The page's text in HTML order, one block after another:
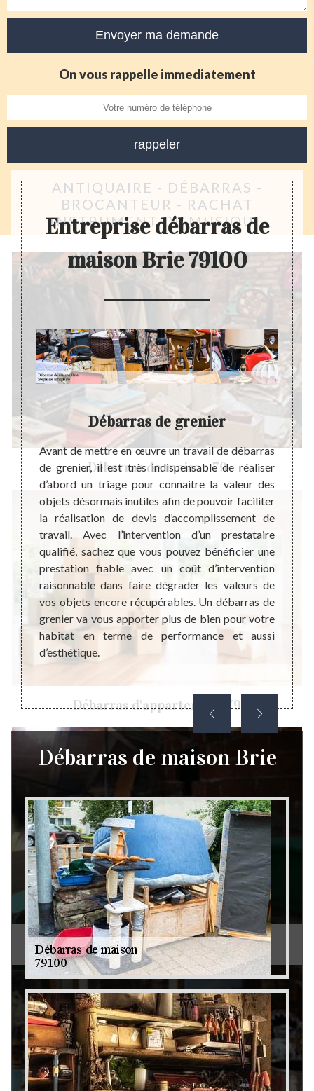
On vous rappelle immediatement
ANTIQUAIRE - DÉBARRAS -
BROCANTEUR - RACHAT
INSTRUMENT DE MUSIQUE
Débarras de maison 79
Débarras d'appartement 79
Débarras de grenier et cave 79
Entreprise débarras de
maison Brie 79100
de
rôle
la
la
est
les
de
né.
Débarras de grenier
Avant de mettre en œuvre un travail de débarras
de grenier, il est très indispensable de réaliser
d’abord un triage pour connaitre la valeur des
objets désormais inutiles afin de pouvoir faciliter
la réalisation de devis d’accomplissement de
travail. Avec l’intervention d’un prestataire
qualifié, sachez que vous pouvez bénéficier une
prestation fiable avec un coût d’intervention
raisonnable dans faire dégrader les valeurs de
vos objets encore récupérables. Un débarras de
grenier va vous apporter plus de bien pour votre
habitat en terme de performance et aussi
d’esthétique.
Dans
une
pour
est
pour
coût
Débarras de maison Brie